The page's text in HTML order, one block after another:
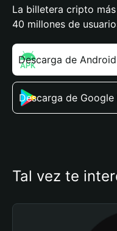
La billetera cripto
40 millones de
Descarga de
Descarga de Google
Tal vez te